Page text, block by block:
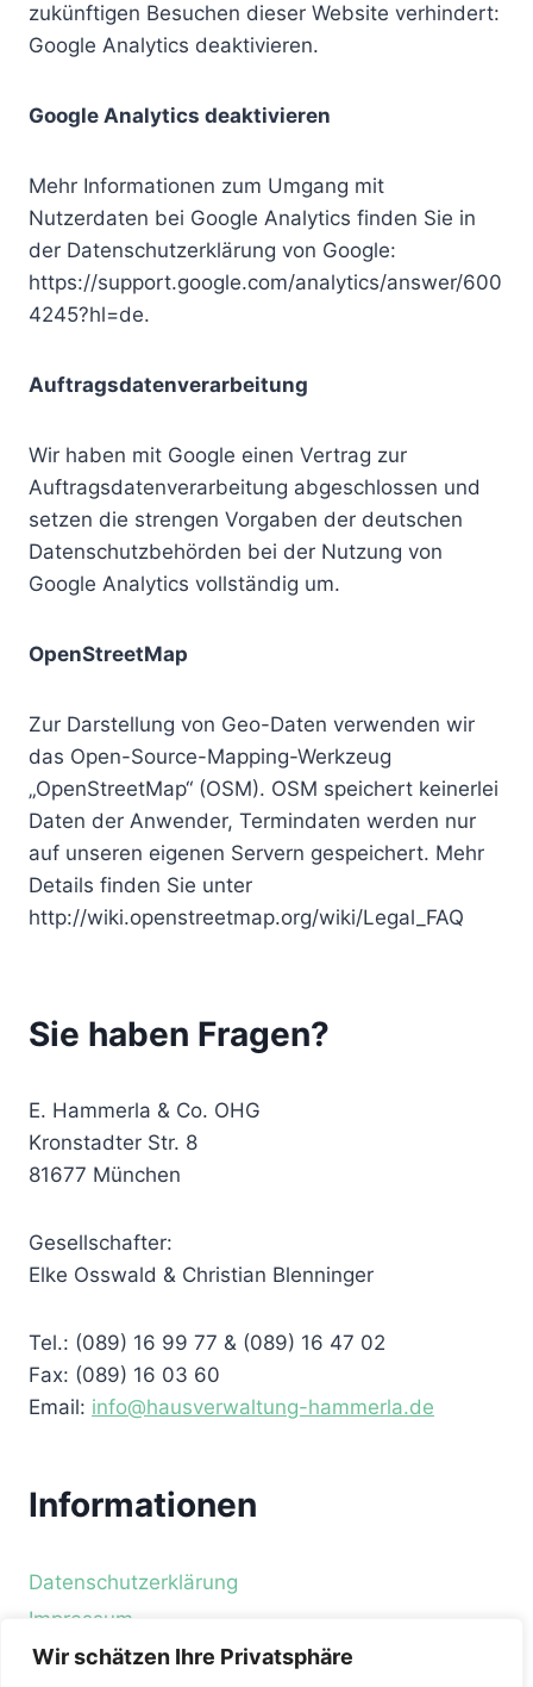
Wir schätzen Ihre Privatsphäre
zukünftigen Besuchen dieser Website verhindert:
Google Analytics deaktivieren.
Google Analytics deaktivieren
Mehr Informationen zum Umgang mit
Nutzerdaten bei Google Analytics finden Sie in
der Datenschutzerklärung von Google:
https://support.google.com/analytics/answer/600
4245?hl=de.
Auftragsdatenverarbeitung
Wir haben mit Google einen Vertrag zur
Auftragsdatenverarbeitung abgeschlossen und
setzen die strengen Vorgaben der deutschen
Datenschutzbehörden bei der Nutzung von
Google Analytics vollständig um.
OpenStreetMap
Zur Darstellung von Geo-Daten verwenden wir
das Open-Source-Mapping-Werkzeug
„OpenStreetMap“ (OSM). OSM speichert keinerlei
Daten der Anwender, Termindaten werden nur
auf unseren eigenen Servern gespeichert. Mehr
Details finden Sie unter
http://wiki.openstreetmap.org/wiki/Legal_FAQ
Sie haben Fragen?
E. Hammerla & Co. OHG
Kronstadter Str. 8
81677 München
Gesellschafter:
Elke Osswald & Christian Blenninger
Tel.: (089) 16 99 77 & (089) 16 47 02
Fax: (089) 16 03 60
Email: info@hausverwaltung-hammerla.de
Informationen
Datenschutzerklärung
Impressum
Unsere Partner